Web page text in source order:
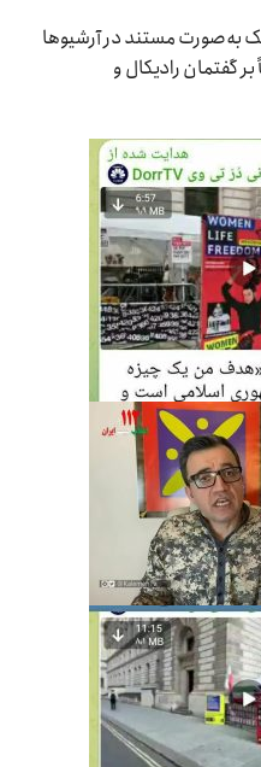
به‌صورت مستند در آرشیوها
گفتمان رادیکال و